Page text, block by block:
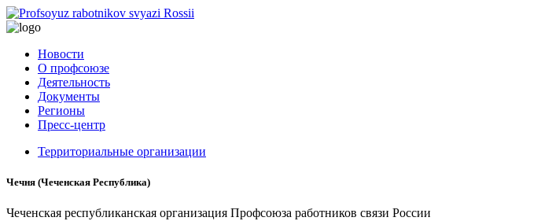
Новости
О профсоюзе
Деятельность
Документы
Регионы
Пресс-центр
Территориальные организации
Чечня (Чеченская Республика)
Чеченская республиканская организация Профсоюза работников связи России